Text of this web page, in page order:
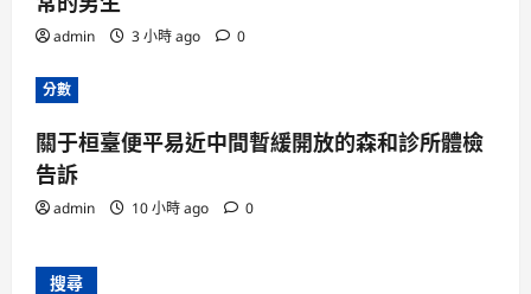
admin 3 小時 ago 0
分數
關于桓臺便平易近中間暫緩開放的森和診所體檢
告訴
admin 10 小時 ago 0
搜尋